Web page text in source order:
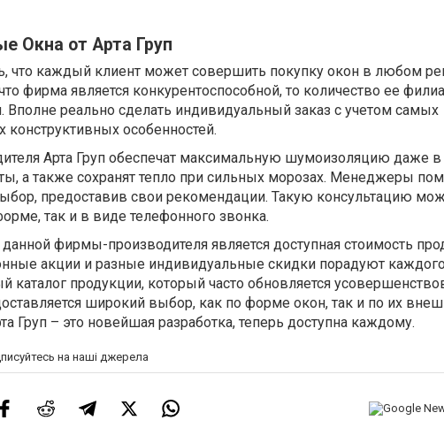
Окна от Арта Груп
что каждый клиент может совершить покупку окон в любом
фирма является конкурентоспособной, то количество ее
Вполне реально сделать индивидуальный заказ с учетом самых
конструктивных особенностей.
Арта Груп обеспечат максимальную шумоизоляцию даже в
а также сохранят тепло при сильных морозах. Менеджеры
предоставив свои рекомендации. Такую консультацию
так и в виде телефонного звонка.
фирмы-производителя является доступная стоимость
акции и разные индивидуальные скидки порадуют
каталог продукции, который часто обновляется
широкий выбор, как по форме окон, так и по их
Груп – это новейшая разработка, теперь доступна каждому.
на наші джерела